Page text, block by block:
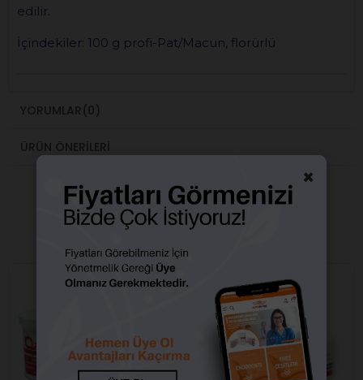
edilir.
İçindekiler: 100 g profi-Pat/Macun, florürlü
YORUMLAR (0)
ÜRÜN ÖNERILERI
BENZER ÜRÜNLER
×